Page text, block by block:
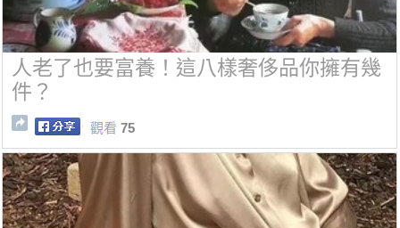
人老了也要富養！這八樣奢侈品你擁有幾
件？
觀看 75